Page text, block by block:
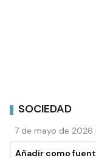
SOCIEDAD
7 de mayo de 2026
Añadir como